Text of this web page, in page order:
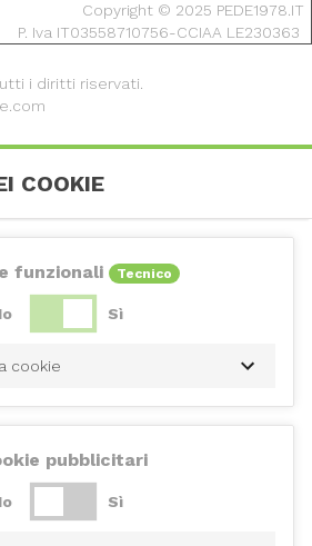
Copyright © 2025 PEDE1978.IT
P. Iva IT03558710756-CCIAA LE230363
i diritti riservati.
COOKIE
funzionali Tecnico
Sì
cookie
pubblicitari
Sì